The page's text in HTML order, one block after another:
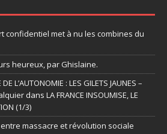
confidentiel met à nu les combines du
heureux, par Ghislaine.
L’AUTONOMIE : LES GILETS JAUNES –
dans LA FRANCE INSOUMISE, LE
(1/3)
massacre et révolution sociale